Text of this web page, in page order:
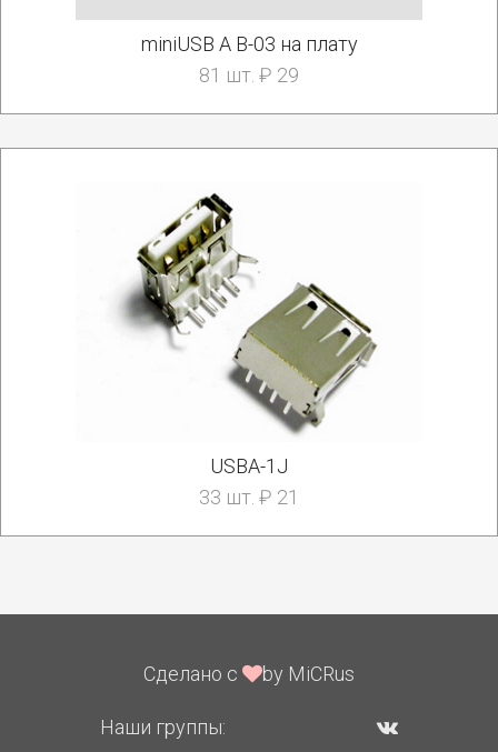
miniUSB A B-03 на плату
81 шт. ₽ 29
USBA-1J
33 шт. ₽ 21
Сделано с by MiCRus
Наши группы: